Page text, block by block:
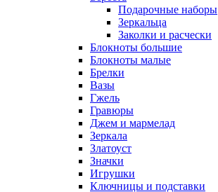
Подарочные наборы
Зеркальца
Заколки и расчески
Блокноты большие
Блокноты малые
Брелки
Вазы
Гжель
Гравюры
Джем и мармелад
Зеркала
Златоуст
Значки
Игрушки
Ключницы и подставки